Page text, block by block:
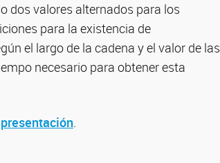
dos valores alternados para los
para la existencia de
el largo de la cadena y el valor de las
necesario para obtener esta
.